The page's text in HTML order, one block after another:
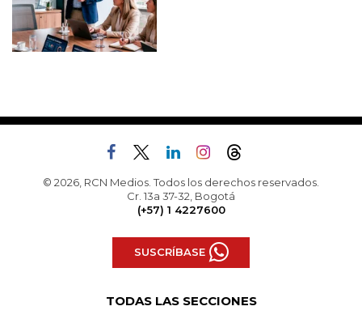
© 2026, RCN Medios. Todos los derechos reservados.
Cr. 13a 37-32, Bogotá
(+57) 1 4227600
SUSCRÍBASE
TODAS LAS SECCIONES